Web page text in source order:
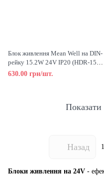
Блок живлення Mean Well на DIN-
рейку 15.2W 24V IP20 (HDR-15-
24)
630.00 грн/шт.
Показати
Назад 1
Блоки живлення на 24V -